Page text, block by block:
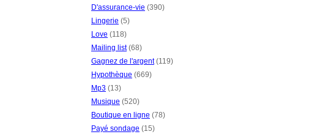
D'assurance-vie (390)
Lingerie (5)
Love (118)
Mailing list(68)
Gagnez de l'argent(119)
Hypothèque (669)
Mp3 (13)
Musique (520)
Boutique en ligne (78)
Payé sondage (15)